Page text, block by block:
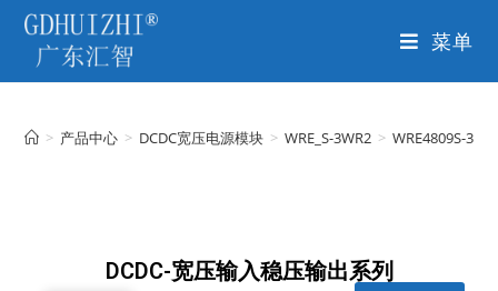
菜单
> 产品中心 > DCDC宽压电源模块 > WRE_S-3WR2 > WRE4809S-
DCDC-宽压输入稳压输出系列